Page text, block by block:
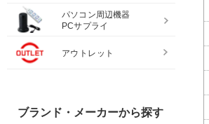
パソコン周辺機器
PCサプライ
アウトレット
ブランド・メーカーから探す